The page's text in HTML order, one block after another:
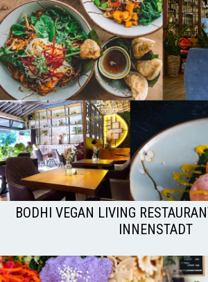
BODHI VEGAN LIVING
INNENSTADT